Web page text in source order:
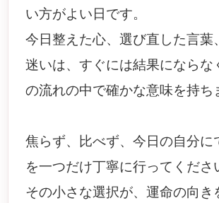
い方がよい日です。
今日整えた心、選び直した言葉
迷いは、すぐには結果にならな
の流れの中で確かな意味を持ち
焦らず、比べず、今日の自分に
を一つだけ丁寧に行ってくださ
その小さな選択が、運命の向き